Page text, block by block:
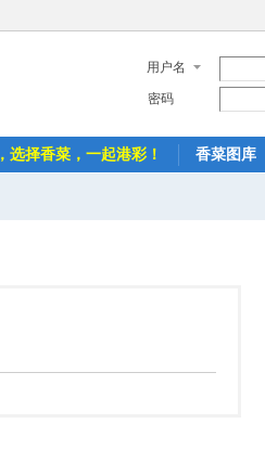
用户名
密码
择香菜，一起港彩！ 香菜图库